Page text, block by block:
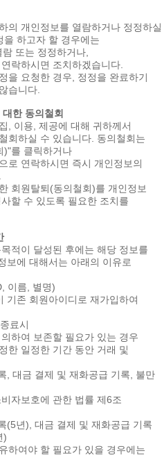
의 개인정보를 열람하거나 정정하실
을 하고자 할 경우에는
또는 정정하거나,
락하시면 조치하겠습니다.
을 요청한 경우, 정정을 완료하기
습니다.
한 동의철회
, 이용, 제공에 대해 귀하께서
회하실 수 있습니다. 동의철회는
)"를 클릭하거나
로 연락하시면 즉시 개인정보의
회원탈퇴(동의철회)를 개인정보
할 수 있도록 필요한 조치를
적이 달성된 후에는 해당 정보를
보에 대해서는 아래의 이유로
이름, 별명)
기존 회원아이디로 재가입하여
료시
하여 보존할 필요가 있는 경우
한 일정한 기간 동안 거래 및
, 대금 결제 및 재화공급 기록, 불만
자보호에 관한 법률 제6조
(5년), 대금 결제 및 재화공급 기록
)
하여야 할 필요가 있을 경우에는